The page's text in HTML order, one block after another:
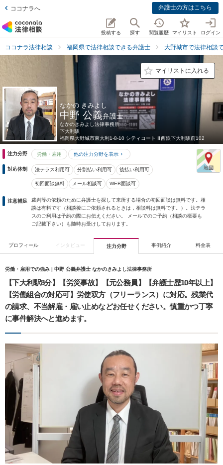
ココナラへ 弁護士の方はこちら
投稿する 探す 閲覧履歴 マイリスト ログイン
ココナラ法律相談 福岡県で法律相談できる弁護士 大野城市で法律相談
マイリストに入れる
なかの きみよし
中野 公義弁護士
なかのきみよし法律事務所
下大利駅
福岡県大野城市東大利1-8-10 シティコートⅢ西鉄下大利駅前102
注力分野 労働・雇用 他の注力分野を表示
対応体制 法テラス利用可 分割払い利用可 後払い利用可
初回面談無料 メール相談可 WEB面談可
注意補足
裁判等の依頼のために弁護士を探して来所する場合の初回面談は無料です。相
談は有料です（相談後にご依頼されるときは，相談料は無料です。）。法テラ
スのご利用は予約の際にお伝えください。 メールでのご予約（相談の概要も
ご記載下さい）も随時お受けしております。
プロフィール インタビュー 注力分野 事例紹介 料金表
労働・雇用での強み | 中野 公義弁護士 なかのきみよし法律事務所
【下大利駅8分】【労災事故】【元公務員】【弁護士歴10年以上】
【労働組合の対応可】労使双方（フリーランス）に対応。残業代
の請求、不当解雇・雇い止めなどお任せください。慎重かつ丁寧
に事件解決へと進めます。